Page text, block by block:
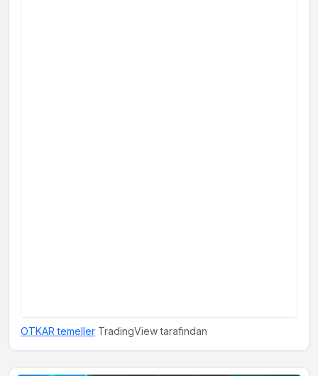
OTKAR temeller TradingView tarafından